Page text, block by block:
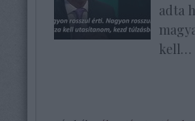
adta
kell…